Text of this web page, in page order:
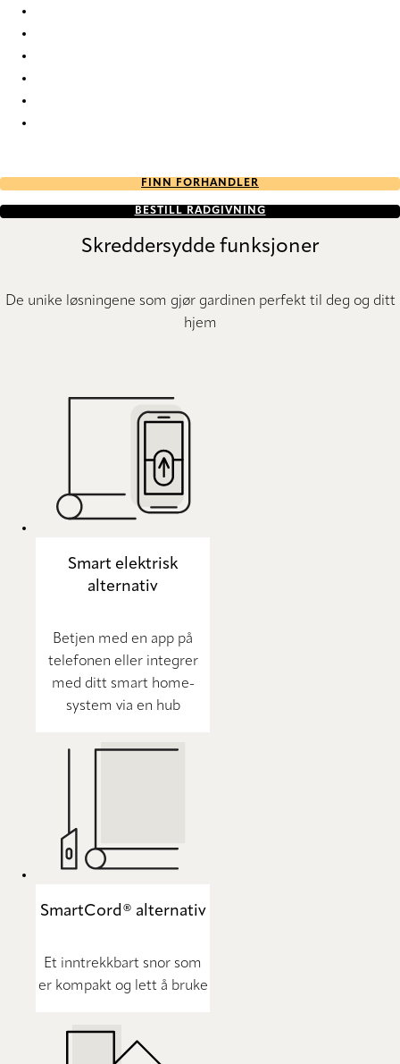
FINN FORHANDLER
BESTILL RÅDGIVNING
Skreddersydde funksjoner
De unike løsningene som gjør gardinen perfekt til deg og ditt
hjem
Smart elektrisk
alternativ
Betjen med en app på
telefonen eller integrer
med ditt smart home-
system via en hub
SmartCord® alternativ
Et inntrekkbart snor som
er kompakt og lett å bruke